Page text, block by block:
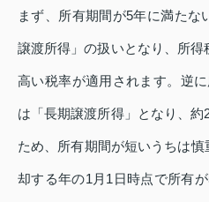
まず、所有期間が5年に満たな
譲渡所得」の扱いとなり、所
高い税率が適用されます。逆
は「長期譲渡所得」となり、
ため、所有期間が短いうちは
却する年の1月1日時点で所有